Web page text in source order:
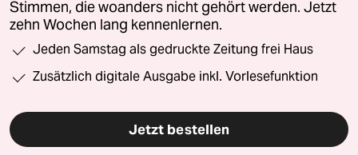
Stimmen, die woanders nicht gehört werden. Jetzt
zehn Wochen lang kennenlernen.
Jeden Samstag als gedruckte Zeitung frei Haus
Zusätzlich digitale Ausgabe inkl. Vorlesefunktion
Jetzt bestellen